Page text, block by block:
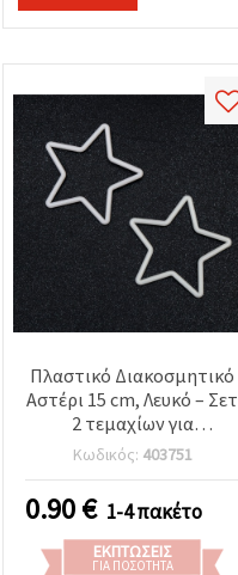
ιστότοπο!
Ρυθμίσεις
Πλαστικό Διακοσμητικό
Αστέρι 15 cm, Λευκό – Σετ
2 τεμαχίων για
χειροτεχνίες
Κωδικός: 403751
0.90€ 1-4 πακέτο
ΕΚΠΤΏΣΕΙΣ
ΓΙΑ ΠΟΣΌΤΗΤΑ